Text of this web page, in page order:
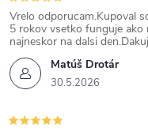
Matúš Drotár
30.5.2026
Vrelo odporucam.Kupoval
5 rokov vsetko funguje ako
najneskor na dalsi